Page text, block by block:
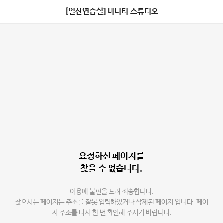
[일산연습실] 비니티 스튜디오
요청하신 페이지를
찾을 수 없습니다.
이용에 불편을 드려 죄송합니다.
찾으시는 페이지는 주소를 잘못 입력하였거나 삭제된 페이지 입니다. 페이
지 주소를 다시 한 번 확인해 주시기 바랍니다.